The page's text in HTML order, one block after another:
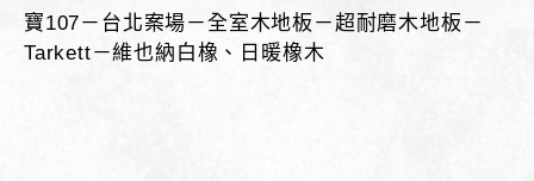
寶107－台北案場－全室木地板－超耐磨木地板－
Tarkett－維也納白橡、日暖橡木